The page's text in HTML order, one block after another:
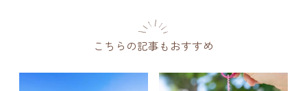
こちらの記事もおすすめ